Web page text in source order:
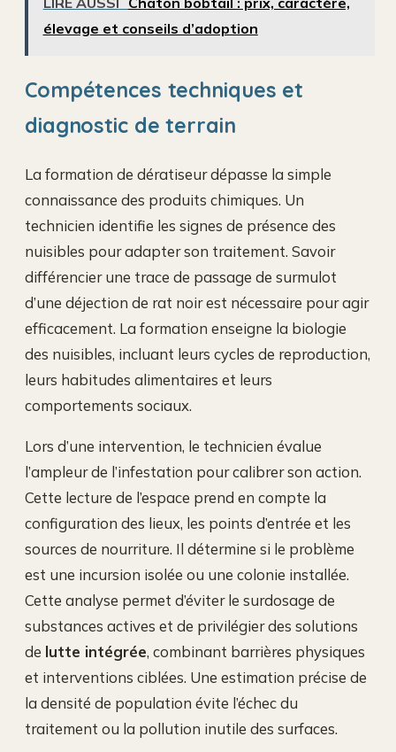
élevage et conseils d’adoption
Compétences techniques et
diagnostic de terrain
La formation de dératiseur dépasse la simple
connaissance des produits chimiques. Un
technicien identifie les signes de présence des
nuisibles pour adapter son traitement. Savoir
différencier une trace de passage de surmulot
d’une déjection de rat noir est nécessaire pour agir
efficacement. La formation enseigne la biologie
des nuisibles, incluant leurs cycles de reproduction,
leurs habitudes alimentaires et leurs
comportements sociaux.
Lors d’une intervention, le technicien évalue
l’ampleur de l’infestation pour calibrer son action.
Cette lecture de l’espace prend en compte la
configuration des lieux, les points d’entrée et les
sources de nourriture. Il détermine si le problème
est une incursion isolée ou une colonie installée.
Cette analyse permet d’éviter le surdosage de
substances actives et de privilégier des solutions
de lutte intégrée, combinant barrières physiques
et interventions ciblées. Une estimation précise de
la densité de population évite l’échec du
traitement ou la pollution inutile des surfaces.